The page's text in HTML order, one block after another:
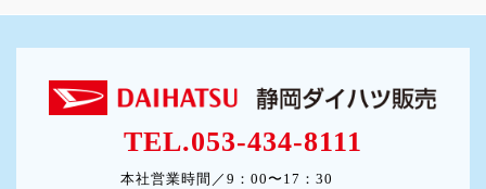
TEL.053-434-8111
本社営業時間／9：00〜17：30